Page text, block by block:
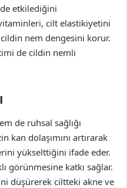
etkilediğini
cilt elastikiyetini
nem dengesini korur.
de cildin nemli
de ruhsal sağlığı
kan dolaşımını artırarak
yükselttiğini ifade eder.
görünmesine katkı sağlar.
düşürerek ciltteki akne ve